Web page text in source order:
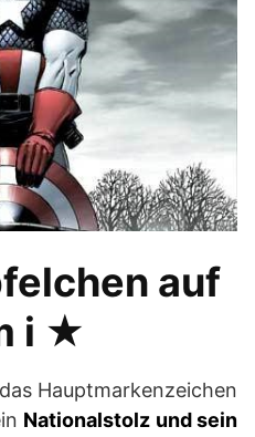
auf
i ★
Hauptmarkenzeichen
Nationalstolz und sein